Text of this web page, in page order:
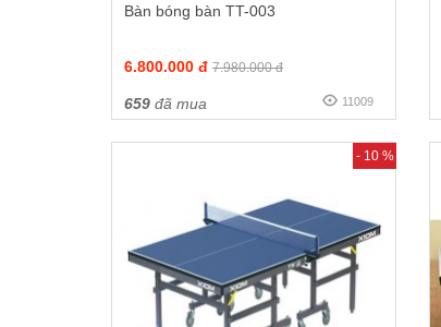
Bàn bóng bàn TT-003
6.800.000 đ 7.980.000 đ
659 đã mua 11009
- 10 %